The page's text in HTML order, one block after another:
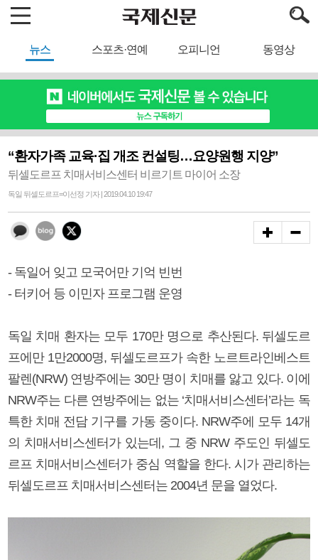
뉴스 스포츠·연예 오피니언 동영상
“환자가족 교육·집 개조 컨설팅…요양원행 지양”
뒤셀도르프 치매서비스센터 비르기트 마이어 소장
독일 뒤셀도르프=이선정 기자 | 2019.04.10 19:47
- 독일어 잊고 모국어만 기억 빈번
- 터키어 등 이민자 프로그램 운영
독일 치매 환자는 모두 170만 명으로 추산된다. 뒤셀도르
프에만 1만2000명, 뒤셀도르프가 속한 노르트라인베스트
팔렌(NRW) 연방주에는 30만 명이 치매를 앓고 있다. 이에
NRW주는 다른 연방주에는 없는 ‘치매서비스센터’라는 독
특한 치매 전담 기구를 가동 중이다. NRW주에 모두 14개
의 치매서비스센터가 있는데, 그 중 NRW 주도인 뒤셀도
르프 치매서비스센터가 중심 역할을 한다. 시가 관리하는
뒤셀도르프 치매서비스센터는 2004년 문을 열었다.